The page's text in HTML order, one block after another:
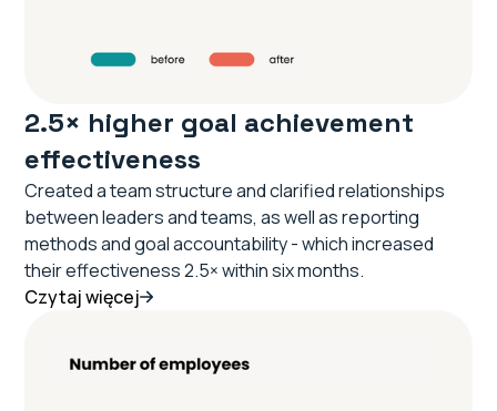
2.5× higher goal achievement
effectiveness
Created a team structure and clarified relationships
between leaders and teams, as well as reporting
methods and goal accountability - which increased
their effectiveness 2.5× within six months.
Czytaj więcej